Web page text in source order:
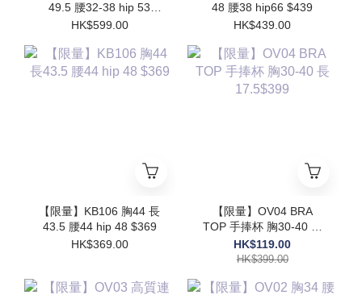
49.5 腰32-38 hip 53
$599
HK$599.00
48 腰38 hip66 $439
HK$439.00
【限量】KB106 胸44 長
43.5 腰44 hip 48 $369
HK$369.00
【限量】OV04 BRA
TOP 手捧杯 胸30-40 長
17.5$399
HK$119.00
HK$399.00